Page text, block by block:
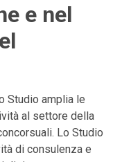
e nel
Studio amplia le
al settore della
Lo Studio
di consulenza e